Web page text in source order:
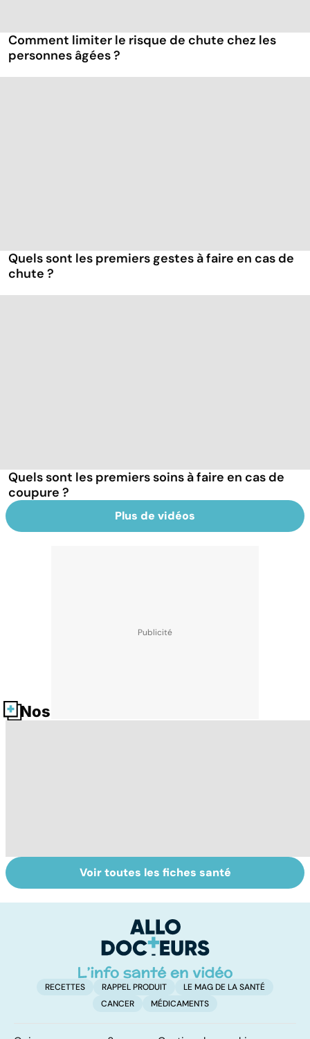
Comment limiter le risque de chute chez les
personnes âgées ?
Quels sont les premiers gestes à faire en cas de
chute ?
Quels sont les premiers soins à faire en cas de
coupure ?
Plus de vidéos
Nos fiches santé
La main, un outil
utile mais fragile
Prévenir les
intoxications au
carbone
Voir toutes les fiches santé
RECETTES RAPPEL PRODUIT
LE MAG DE LA SANTÉ
CANCER
MÉDICAMENTS